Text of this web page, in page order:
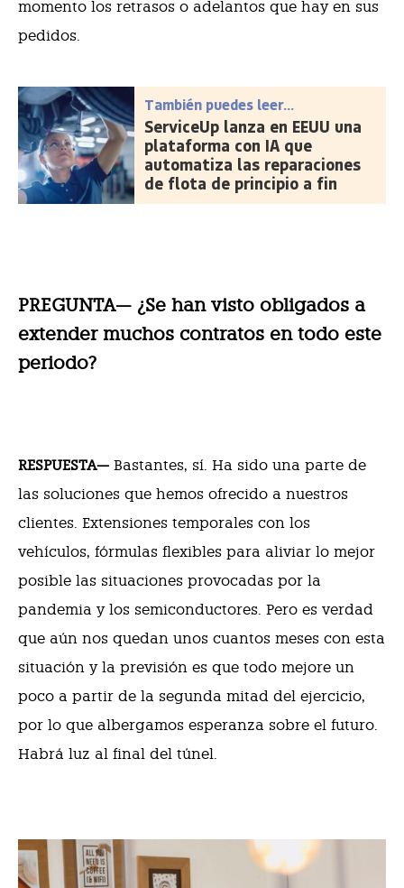
momento los retrasos o adelantos que hay en sus
pedidos.
También puedes leer...
ServiceUp lanza en EEUU una
plataforma con IA que
automatiza las reparaciones
de flota de principio a fin
PREGUNTA— ¿Se han visto obligados a
extender muchos contratos en todo este
periodo?
RESPUESTA— Bastantes, sí. Ha sido una parte de
las soluciones que hemos ofrecido a nuestros
clientes. Extensiones temporales con los
vehículos, fórmulas flexibles para aliviar lo mejor
posible las situaciones provocadas por la
pandemia y los semiconductores. Pero es verdad
que aún nos quedan unos cuantos meses con esta
situación y la previsión es que todo mejore un
poco a partir de la segunda mitad del ejercicio,
por lo que albergamos esperanza sobre el futuro.
Habrá luz al final del túnel.